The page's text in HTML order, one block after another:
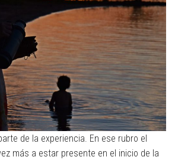
de la experiencia. En ese rubro el
más a estar presente en el inicio de la